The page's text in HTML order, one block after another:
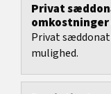
Privat
Privat
mulighed.